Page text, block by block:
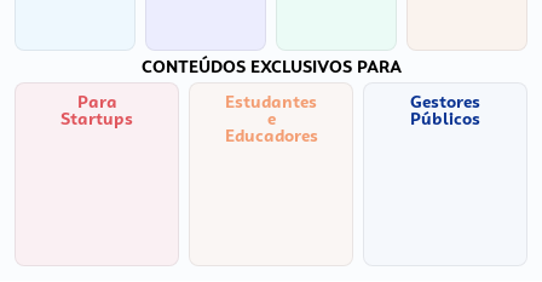
CONTEÚDOS EXCLUSIVOS PARA
Para
Startups
Estudantes
e
Educadores
Gestores
Públicos